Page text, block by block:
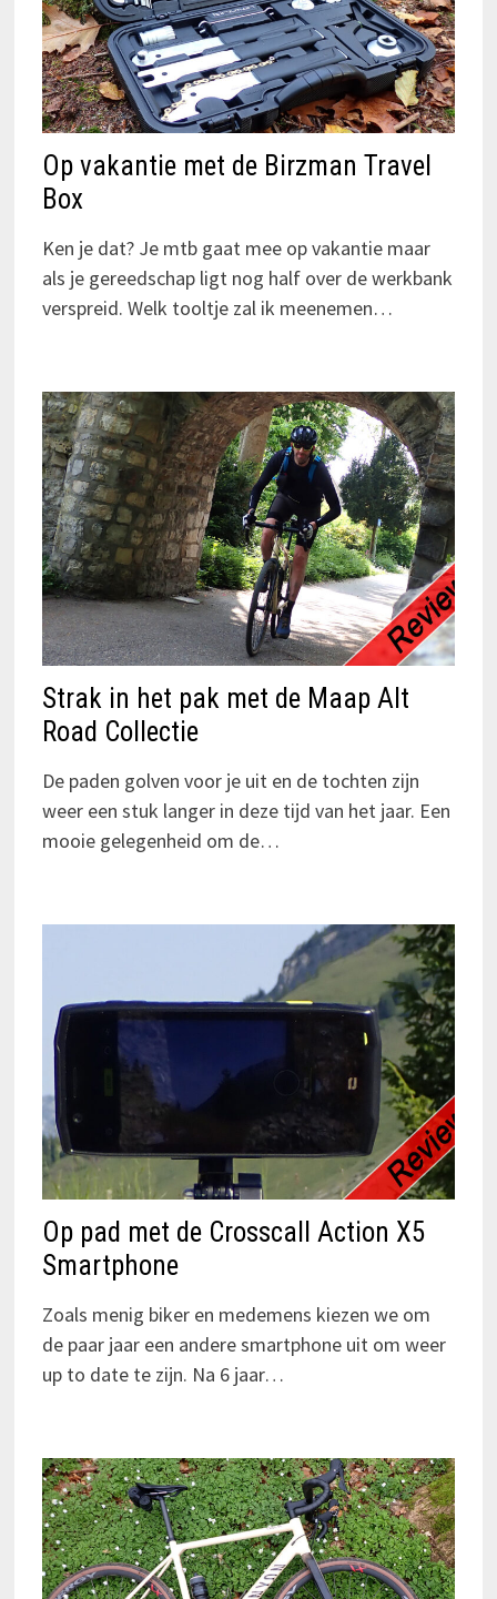
Op vakantie met de Birzman Travel
Box
Ken je dat? Je mtb gaat mee op vakantie maar
als je gereedschap ligt nog half over de werkbank
verspreid. Welk tooltje zal ik meenemen…
Strak in het pak met de Maap Alt
Road Collectie
De paden golven voor je uit en de tochten zijn
weer een stuk langer in deze tijd van het jaar. Een
mooie gelegenheid om de…
Op pad met de Crosscall Action X5
Smartphone
Zoals menig biker en medemens kiezen we om
de paar jaar een andere smartphone uit om weer
up to date te zijn. Na 6 jaar…